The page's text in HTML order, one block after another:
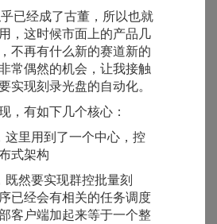
已经成了古董，所以也就
，这时候市面上的产品几
不再有什么新的赛道新的
常偶然的机会，让我接触
实现刻录光盘的自动化。
，有如下几个核心：
这里用到了一个中心，控
式架构
然要实现群控批量刻
已经会有相关的任务调度
客户端加起来等于一个整